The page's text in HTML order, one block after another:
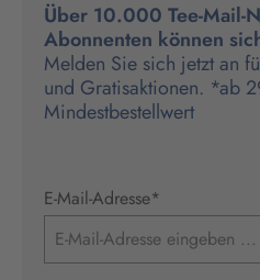
Über 10.000 Tee-Mail-
Abonnenten können
Melden Sie sich jetzt an
und Gratisaktionen. *ab
Mindestbestellwert
E-Mail-Adresse*